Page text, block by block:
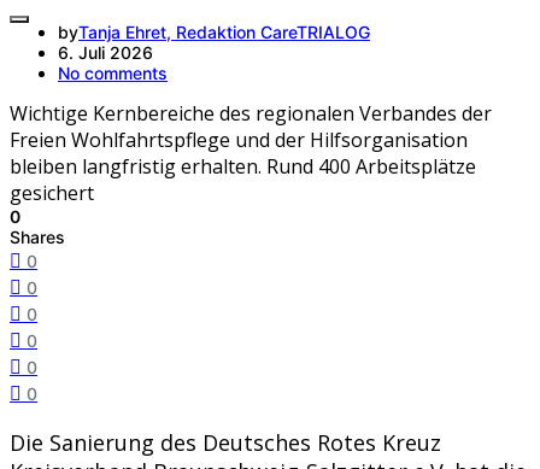
byTanja Ehret, Redaktion CareTRIALOG
6. Juli 2026
No comments
Wichtige Kernbereiche des regionalen Verbandes der
Freien Wohlfahrtspflege und der Hilfsorganisation
bleiben langfristig erhalten. Rund 400 Arbeitsplätze
gesichert
0
Shares
0
0
0
0
0
0
Die Sanierung des Deutsches Rotes Kreuz